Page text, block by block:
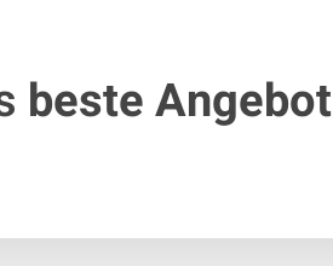
beste Angebot